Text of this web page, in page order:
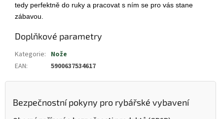
tedy perfektně do ruky a pracovat s ním se pro vás stane
zábavou.
Doplňkové parametry
Kategorie: Nože
EAN: 5900637534617
Bezpečnostní pokyny pro rybářské vybavení